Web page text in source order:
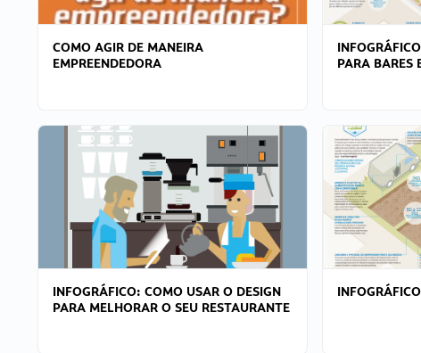
COMO AGIR DE MANEIRA
EMPREENDEDORA
PARA BARES
INFOGRÁFICO: COMO USAR O DESIGN
PARA MELHORAR O SEU RESTAURANTE